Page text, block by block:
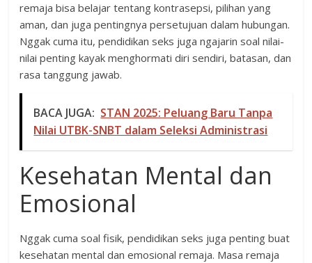
remaja bisa belajar tentang kontrasepsi, pilihan yang
aman, dan juga pentingnya persetujuan dalam hubungan.
Nggak cuma itu, pendidikan seks juga ngajarin soal nilai-
nilai penting kayak menghormati diri sendiri, batasan, dan
rasa tanggung jawab.
BACA JUGA: STAN 2025: Peluang Baru Tanpa
Nilai UTBK-SNBT dalam Seleksi Administrasi
Kesehatan Mental dan
Emosional
Nggak cuma soal fisik, pendidikan seks juga penting buat
kesehatan mental dan emosional remaja. Masa remaja